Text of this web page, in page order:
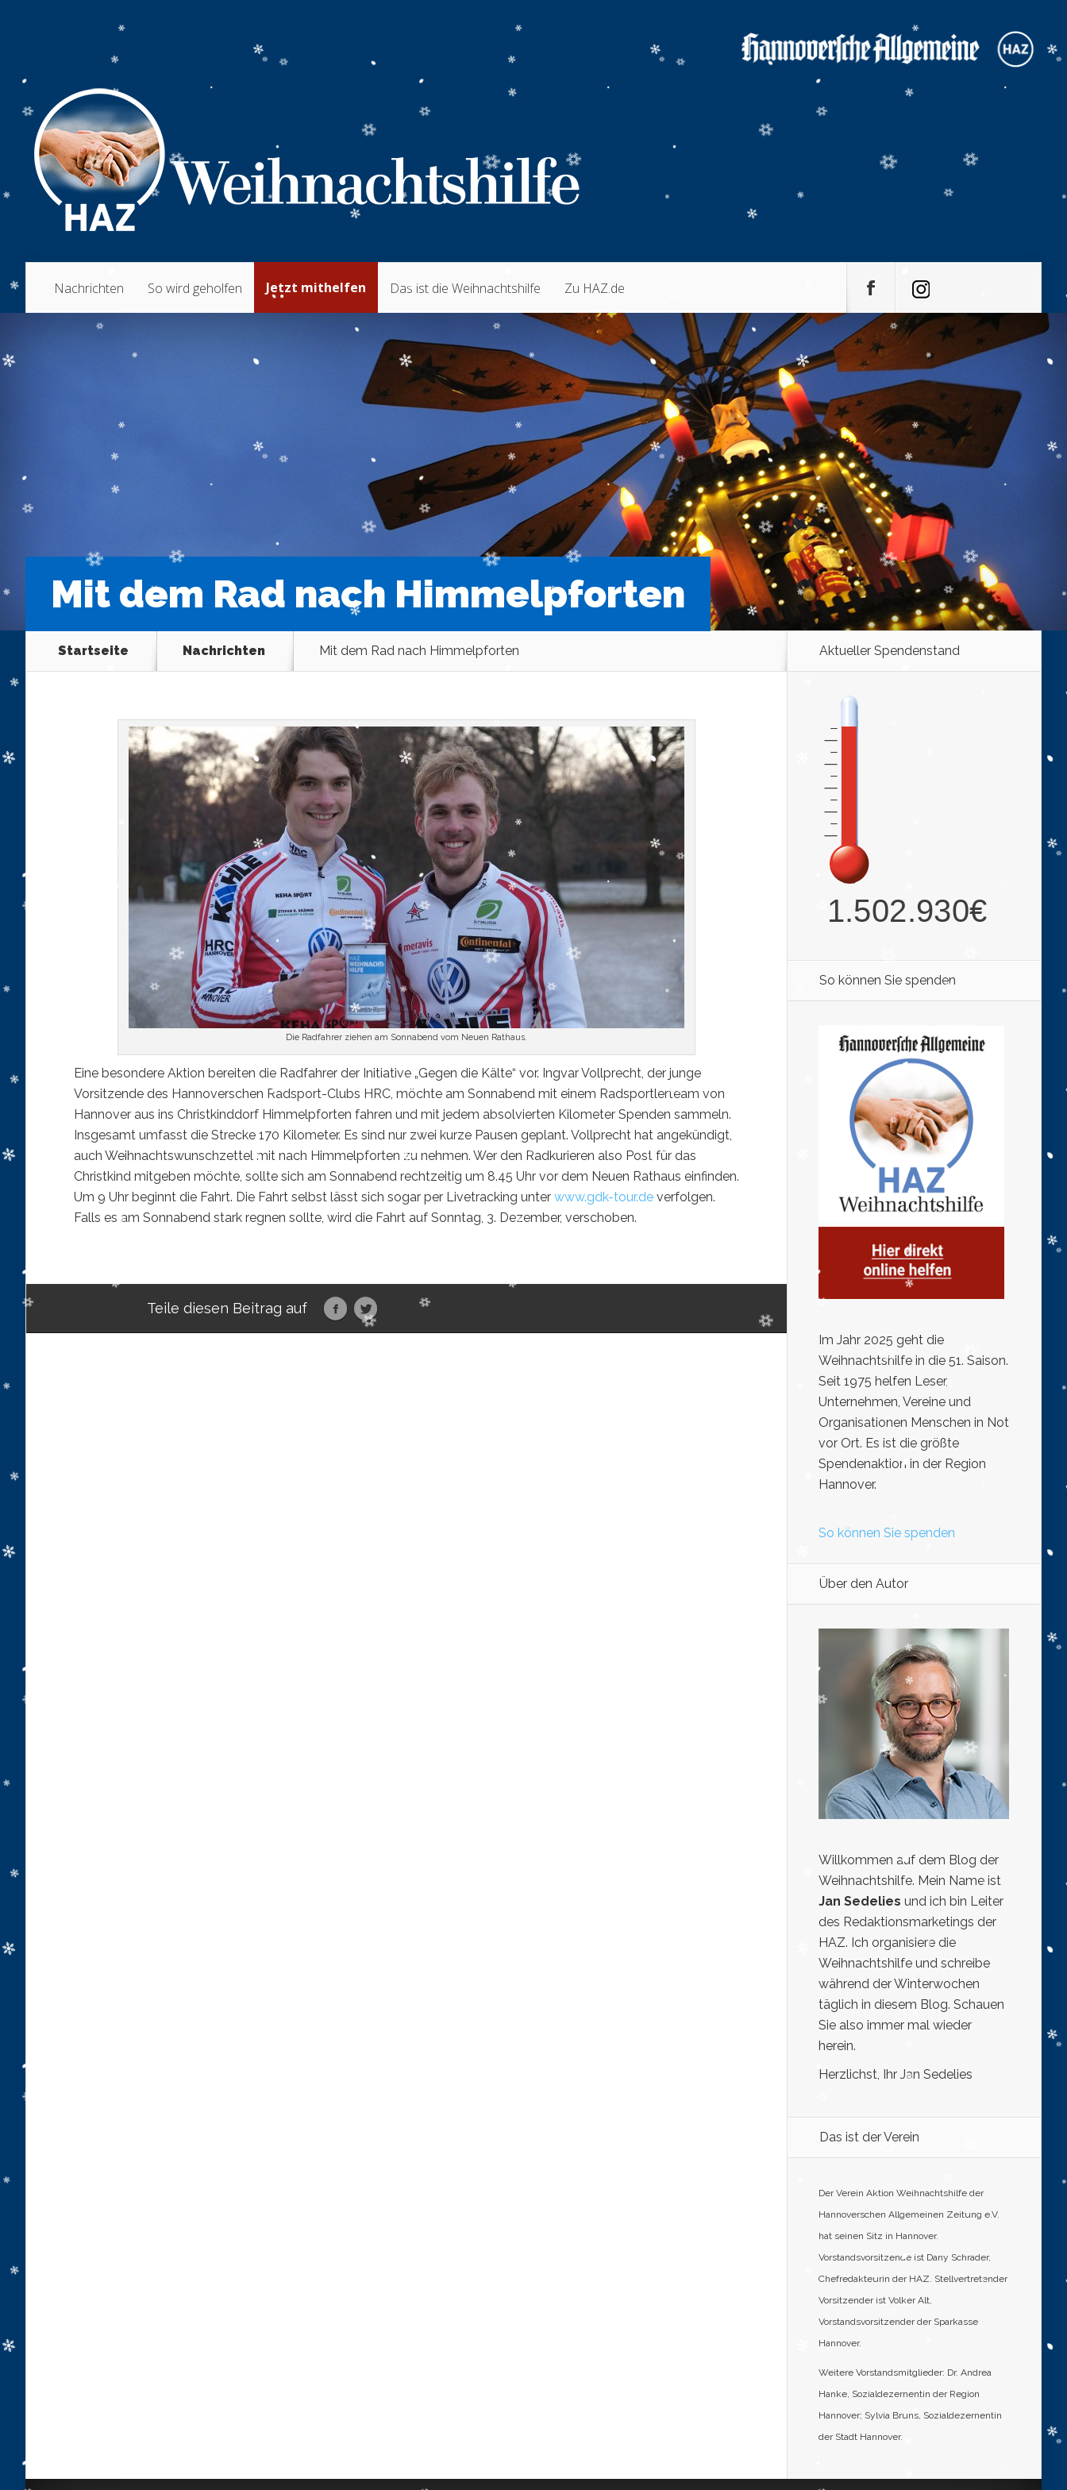
Nachrichten So wird geholfen Jetzt mithelfen Das ist die Weihnachtshilfe Zu HAZ.de
Mit dem Rad nach Himmelpforten
Startseite Nachrichten Mit dem Rad nach Himmelpforten
Die Radfahrer ziehen am Sonnabend vom Neuen Rathaus.
Eine besondere Aktion bereiten die Radfahrer der Initiative „Gegen die Kälte“ vor. Ingvar Vollprecht, der junge
Vorsitzende des Hannoverschen Radsport-Clubs HRC, möchte am Sonnabend mit einem Radsportlerteam von
Hannover aus ins Christkinddorf Himmelpforten fahren und mit jedem absolvierten Kilometer Spenden sammeln.
Insgesamt umfasst die Strecke 170 Kilometer. Es sind nur zwei kurze Pausen geplant. Vollprecht hat angekündigt,
auch Weihnachtswunschzettel mit nach Himmelpforten zu nehmen. Wer den Radkurieren also Post für das
Christkind mitgeben möchte, sollte sich am Sonnabend rechtzeitig um 8.45 Uhr vor dem Neuen Rathaus einfinden.
Um 9 Uhr beginnt die Fahrt. Die Fahrt selbst lässt sich sogar per Livetracking unter www.gdk-tour.de verfolgen.
Falls es am Sonnabend stark regnen sollte, wird die Fahrt auf Sonntag, 3. Dezember, verschoben.
Teile diesen Beitrag auf
Aktueller Spendenstand
So können Sie spenden
Im Jahr 2025 geht die
Weihnachtshilfe in die 51. Saison.
Seit 1975 helfen Leser,
Unternehmen, Vereine und
Organisationen Menschen in Not
vor Ort. Es ist die größte
Spendenaktion in der Region
Hannover.
So können Sie spenden
Über den Autor
Willkommen auf dem Blog der
Weihnachtshilfe. Mein Name ist
Jan Sedelies und ich bin Leiter
des Redaktionsmarketings der
HAZ. Ich organisiere die
Weihnachtshilfe und schreibe
während der Winterwochen
täglich in diesem Blog. Schauen
Sie also immer mal wieder
herein.
Herzlichst, Ihr Jan Sedelies
Das ist der Verein
Der Verein Aktion Weihnachtshilfe der
Hannoverschen Allgemeinen Zeitung e.V.
hat seinen Sitz in Hannover.
Vorstandsvorsitzende ist Dany Schrader,
Chefredakteurin der HAZ. Stellvertretender
Vorsitzender ist Volker Alt,
Vorstandsvorsitzender der Sparkasse
Hannover.
Weitere Vorstandsmitglieder: Dr. Andrea
Hanke, Sozialdezernentin der Region
Hannover; Sylvia Bruns, Sozialdezernentin
der Stadt Hannover.